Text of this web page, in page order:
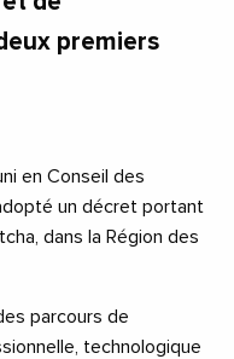
premiers
en Conseil des
un décret portant
dans la Région des
parcours de
technologique